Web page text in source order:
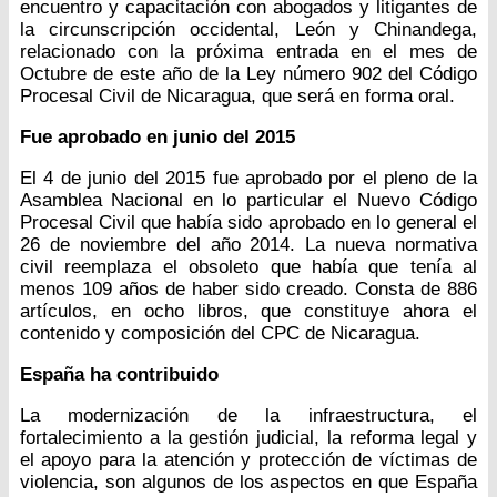
encuentro y capacitación con abogados y litigantes de
la circunscripción occidental, León y Chinandega,
relacionado con la próxima entrada en el mes de
Octubre de este año de la Ley número 902 del Código
Procesal Civil de Nicaragua, que será en forma oral.
Fue aprobado en junio del 2015
El 4 de junio del 2015 fue aprobado por el pleno de la
Asamblea Nacional en lo particular el Nuevo Código
Procesal Civil que había sido aprobado en lo general el
26 de noviembre del año 2014. La nueva normativa
civil reemplaza el obsoleto que había que tenía al
menos 109 años de haber sido creado. Consta de 886
artículos, en ocho libros, que constituye ahora el
contenido y composición del CPC de Nicaragua.
España ha contribuido
La modernización de la infraestructura, el
fortalecimiento a la gestión judicial, la reforma legal y
el apoyo para la atención y protección de víctimas de
violencia, son algunos de los aspectos en que España